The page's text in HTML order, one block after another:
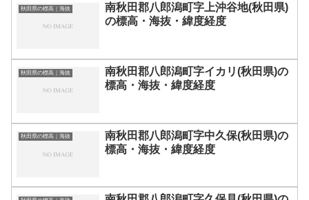
秋田県の標高｜海抜
南秋田郡八郎潟町字上沖谷地(秋田県)
の標高・海抜・緯度経度
秋田県の標高｜海抜
南秋田郡八郎潟町字イカリ(秋田県)の
標高・海抜・緯度経度
秋田県の標高｜海抜
南秋田郡八郎潟町字中久保(秋田県)の
標高・海抜・緯度経度